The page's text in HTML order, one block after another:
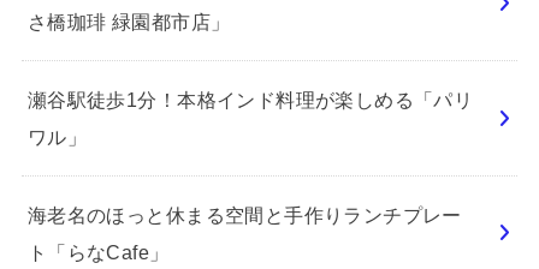
さ橋珈琲 緑園都市店」
瀬谷駅徒歩1分！本格インド料理が楽しめる「パリ
ワル」
海老名のほっと休まる空間と手作りランチプレー
ト「らなCafe」